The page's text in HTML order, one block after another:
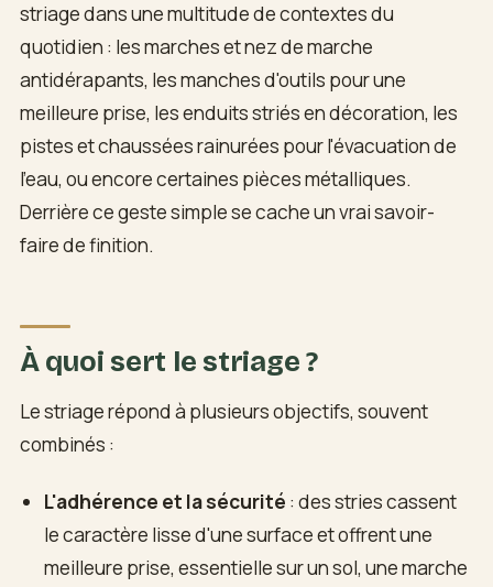
striage dans une multitude de contextes du
quotidien : les marches et nez de marche
antidérapants, les manches d'outils pour une
meilleure prise, les enduits striés en décoration, les
pistes et chaussées rainurées pour l'évacuation de
l'eau, ou encore certaines pièces métalliques.
Derrière ce geste simple se cache un vrai savoir-
faire de finition.
À quoi sert le striage ?
Le striage répond à plusieurs objectifs, souvent
combinés :
L'adhérence et la sécurité : des stries cassent
le caractère lisse d'une surface et offrent une
meilleure prise, essentielle sur un sol, une marche